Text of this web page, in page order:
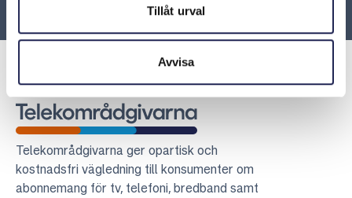
Tillåt urval
Avvisa
Telekområdgivarna
Telekområdgivarna ger opartisk och
kostnadsfri vägledning till konsumenter om
abonnemang för tv, telefoni, bredband samt